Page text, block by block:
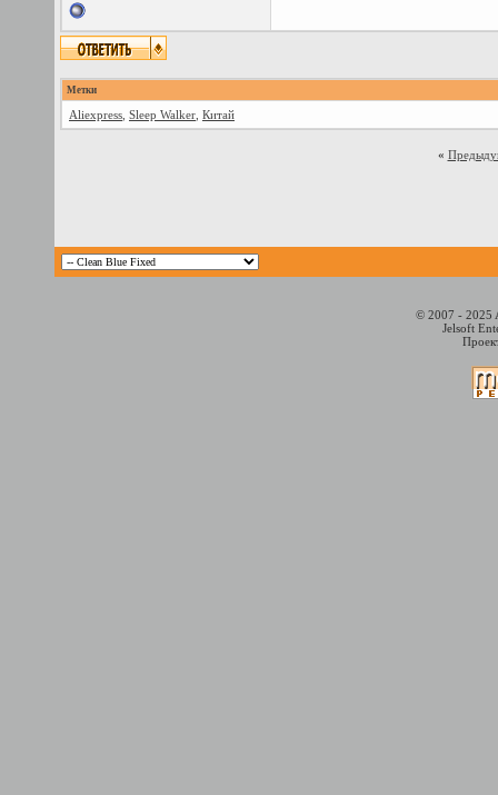
Метки
Aliexpress Sleep Walker Китай
«
© 2007 - 2025
Jelsoft